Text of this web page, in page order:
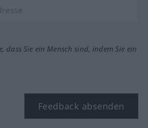
dass Sie ein Mensch sind, indem Sie ein
Feedback absenden